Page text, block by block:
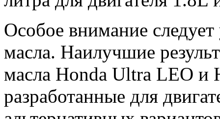
Особое внимание
масла. Наилучшие
масла Honda Ultra LEO и
разработанные для